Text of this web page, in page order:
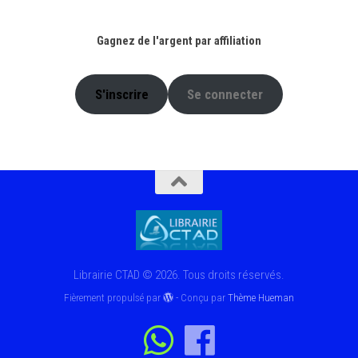
Gagnez de l'argent par affiliation
S'inscrire Se connecter
Librairie CTAD © 2026. Tous droits réservés.
Fièrement propulsé par - Conçu parThème Hueman